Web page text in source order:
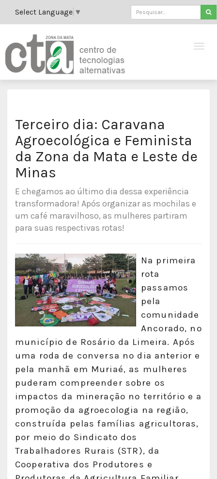
Select Language ▼
Terceiro dia: Caravana
Agroecológica e Feminista
da Zona da Mata e Leste de
Minas
E chegamos ao último dia dessa experiência
transformadora! Após organizar as mochilas e
um café maravilhoso, as mulheres partiram
para suas respectivas rotas!
Na primeira
rota
passamos
pela
comunidade
Ancorado, no
município de Rosário da Limeira. Após
uma roda de conversa no dia anterior e
pela manhã em Muriaé, as mulheres
puderam compreender sobre os
impactos da mineração no território e a
promoção da agroecologia na região,
construída pelas famílias agricultoras,
por meio do Sindicato dos
Trabalhadores Rurais (STR), da
Cooperativa dos Produtores e